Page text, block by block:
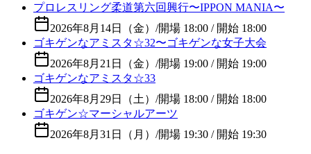
プロレスリング柔道第六回興行〜IPPON MANIA〜
2026年8月14日（金） /開場 18:00 / 開始 18:00
ゴキゲンなアミスタ☆32〜ゴキゲンな女子大会
2026年8月21日（金） /開場 19:00 / 開始 19:00
ゴキゲンなアミスタ☆33
2026年8月29日（土） /開場 18:00 / 開始 18:00
ゴキゲン☆マーシャルアーツ
2026年8月31日（月） /開場 19:30 / 開始 19:30